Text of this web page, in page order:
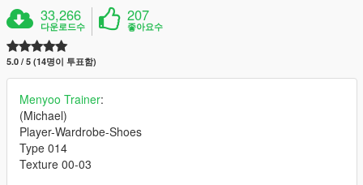
33,266
다운로드수
207
좋아요수
5.0 / 5 (14명이 투표함)
Menyoo Trainer:
(Michael)
Player-Wardrobe-Shoes
Type 014
Texture 00-03